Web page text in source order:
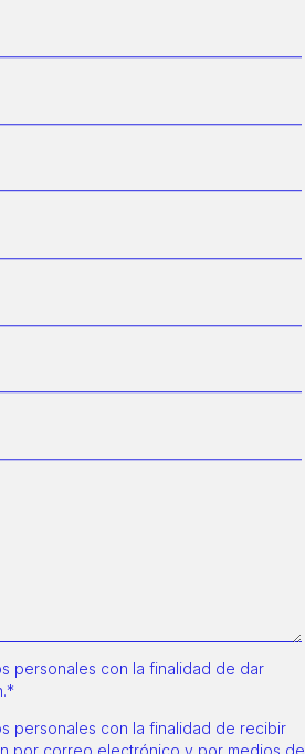
personales con la finalidad de dar
personales con la finalidad de recibir
por correo electrónico y por medios de